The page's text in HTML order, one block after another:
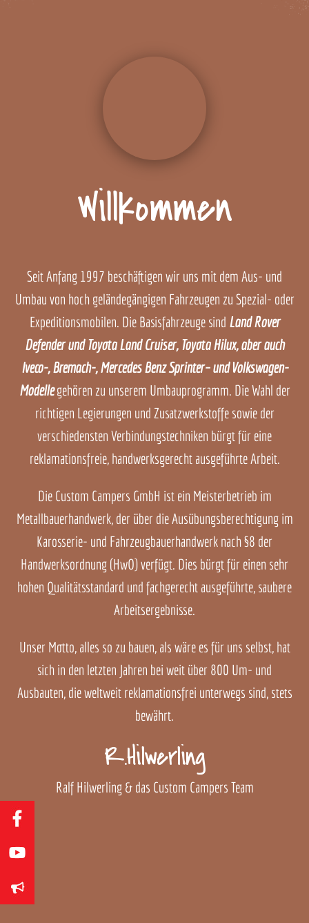
Willkommen
Seit Anfang 1997 beschäftigen wir uns mit dem Aus- und
Umbau von hoch geländegängigen Fahrzeugen zu Spezial- oder
Expeditionsmobilen. Die Basisfahrzeuge sind Land Rover
DefenderundToyota Land Cruiser, Toyota Hilux, aber auch
Iveco-, Bremach-,Mercedes Benz Sprinter– und Volkswagen-
Modellegehören zu unserem Umbauprogramm. Die Wahl der
richtigen Legierungen und Zusatzwerkstoffe sowie der
verschiedensten Verbindungstechniken bürgt für eine
reklamationsfreie, handwerksgerecht ausgeführte Arbeit.
Die Custom Campers GmbH ist ein Meisterbetrieb im
Metallbauerhandwerk, der über die Ausübungsberechtigung im
Karosserie- und Fahrzeugbauerhandwerk nach §8 der
Handwerksordnung (HwO) verfügt. Dies bürgt für einen sehr
hohen Qualitätsstandard und fachgerecht ausgeführte, saubere
Arbeitsergebnisse.
Unser Motto, alles so zu bauen, als wäre es für uns selbst, hat
sich in den letzten Jahren bei weit über 800 Um- und
Ausbauten, die weltweit reklamationsfrei unterwegs sind, stets
bewährt.
R.Hilwerling
Ralf Hilwerling & das Custom Campers Team